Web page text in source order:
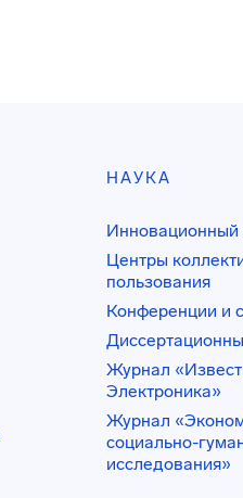
НАУКА
Инновационный
Центры
пользования
Конференции и
Журнал
Электроника»
Журнал
социально-
исследования»